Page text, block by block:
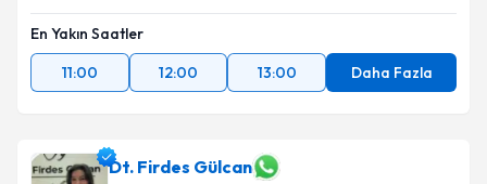
En Yakın Saatler
11:00
12:00 13:00 Daha Fazla
Dt. Firdes Gülcan